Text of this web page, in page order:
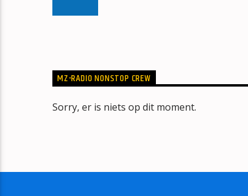
MZ-RADIO NONSTOP CREW
Sorry, er is niets op dit moment.